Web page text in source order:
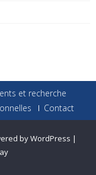
et recherche
Contact
by WordPress |